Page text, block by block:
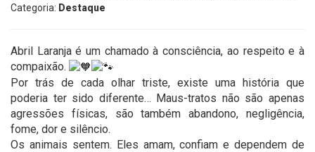
Categoria: Destaque
Abril Laranja é um chamado à consciência, ao respeito e à
compaixão.
Por trás de cada olhar triste, existe uma história que
poderia ter sido diferente… Maus-tratos não são apenas
agressões físicas, são também abandono, negligência,
fome, dor e silêncio.
Os animais sentem. Eles amam, confiam e dependem de